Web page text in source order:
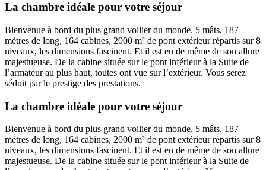
La chambre idéale pour votre séjour
Bienvenue à bord du plus grand voilier du monde. 5 mâts, 187
mètres de long, 164 cabines, 2000 m² de pont extérieur répartis sur 8
niveaux, les dimensions fascinent. Et il est en de même de son allure
majestueuse. De la cabine située sur le pont inférieur à la Suite de
l’armateur au plus haut, toutes ont vue sur l’extérieur. Vous serez
séduit par le prestige des prestations.
La chambre idéale pour votre séjour
Bienvenue à bord du plus grand voilier du monde. 5 mâts, 187
mètres de long, 164 cabines, 2000 m² de pont extérieur répartis sur 8
niveaux, les dimensions fascinent. Et il est en de même de son allure
majestueuse. De la cabine située sur le pont inférieur à la Suite de